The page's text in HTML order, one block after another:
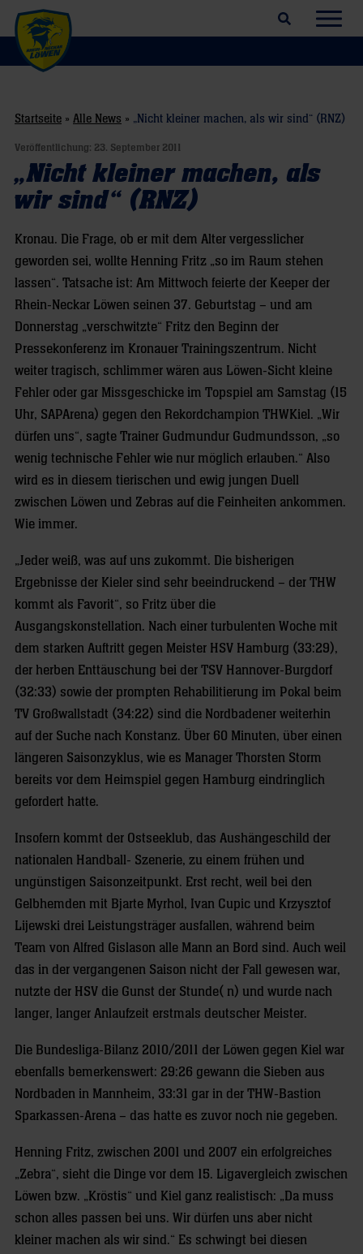
Suchfeld öffnen
Startseite » Alle News » „Nicht kleiner machen, als wir sind“ (RNZ)
Veröffentlichung: 23. September 2011
„Nicht kleiner machen, als
wir sind“ (RNZ)
Kronau. Die Frage, ob er mit dem Alter vergesslicher
geworden sei, wollte Henning Fritz „so im Raum stehen
lassen“. Tatsache ist: Am Mittwoch feierte der Keeper der
Rhein-Neckar Löwen seinen 37. Geburtstag – und am
Donnerstag „verschwitzte“ Fritz den Beginn der
Pressekonferenz im Kronauer Trainingszentrum. Nicht
weiter tragisch, schlimmer wären aus Löwen-Sicht kleine
Fehler oder gar Missgeschicke im Topspiel am Samstag (15
Uhr, SAPArena) gegen den Rekordchampion THWKiel. „Wir
dürfen uns“, sagte Trainer Gudmundur Gudmundsson, „so
wenig technische Fehler wie nur möglich erlauben.“ Also
wird es in diesem tierischen und ewig jungen Duell
zwischen Löwen und Zebras auf die Feinheiten ankommen.
Wie immer.
„Jeder weiß, was auf uns zukommt. Die bisherigen
Ergebnisse der Kieler sind sehr beeindruckend – der THW
kommt als Favorit“, so Fritz über die
Ausgangskonstellation. Nach einer turbulenten Woche mit
dem starken Auftritt gegen Meister HSV Hamburg (33:29),
der herben Enttäuschung bei der TSV Hannover-Burgdorf
(32:33) sowie der prompten Rehabilitierung im Pokal beim
TV Großwallstadt (34:22) sind die Nordbadener weiterhin
auf der Suche nach Konstanz. Über 60 Minuten, über einen
längeren Saisonzyklus, wie es Manager Thorsten Storm
bereits vor dem Heimspiel gegen Hamburg eindringlich
gefordert hatte.
Insofern kommt der Ostseeklub, das Aushängeschild der
nationalen Handball- Szenerie, zu einem frühen und
ungünstigen Saisonzeitpunkt. Erst recht, weil bei den
Gelbhemden mit Bjarte Myrhol, Ivan Cupic und Krzysztof
Lijewski drei Leistungsträger ausfallen, während beim
Team von Alfred Gislason alle Mann an Bord sind. Auch weil
das in der vergangenen Saison nicht der Fall gewesen war,
nutzte der HSV die Gunst der Stunde( n) und wurde nach
langer, langer Anlaufzeit erstmals deutscher Meister.
Die Bundesliga-Bilanz 2010/2011 der Löwen gegen Kiel war
ebenfalls bemerkenswert: 29:26 gewann die Sieben aus
Nordbaden in Mannheim, 33:31 gar in der THW-Bastion
Sparkassen-Arena – das hatte es zuvor noch nie gegeben.
Henning Fritz, zwischen 2001 und 2007 ein erfolgreiches
„Zebra“, sieht die Dinge vor dem 15. Ligavergleich zwischen
Löwen bzw. „Kröstis“ und Kiel ganz realistisch: „Da muss
schon alles passen bei uns. Wir dürfen uns aber nicht
kleiner machen als wir sind.“ Es schwingt bei diesen